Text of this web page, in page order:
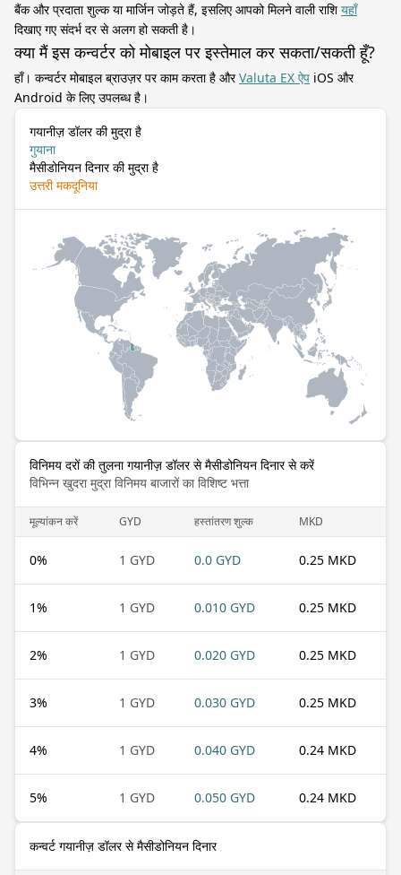
बैंक और प्रदाता शुल्क या मार्जिन जोड़ते हैं, इसलिए आपको मिलने वाली राशियहाँ
दिखाए गए संदर्भ दर से अलग हो सकती है।
क्या मैं इस कन्वर्टर को मोबाइल पर इस्तेमाल कर सकता/सकती हूँ?
हाँ। कन्वर्टर मोबाइल ब्राउज़र पर काम करता है औरValuta EX ऐप iOS और
Android के लिए उपलब्ध है।
गयानीज़ डॉलर की मुद्रा है
गुयाना
मैसीडोनियन दिनार की मुद्रा है
उत्तरी मकदूनिया
विनिमय दरों की तुलना गयानीज़ डॉलर से मैसीडोनियन दिनार से करें
विभिन्न खुदरा मुद्रा विनिमय बाजारों का विशिष्ट भत्ता
मूल्यांकन करें GYD हस्तांतरण शुल्क MKD
0% 1 GYD 0.0 GYD 0.25 MKD
1% 1 GYD 0.010 GYD 0.25 MKD
2% 1 GYD 0.020 GYD 0.25 MKD
3% 1 GYD 0.030 GYD 0.25 MKD
4% 1 GYD 0.040 GYD 0.24 MKD
5% 1 GYD 0.050 GYD 0.24 MKD
कन्वर्ट गयानीज़ डॉलर से मैसीडोनियन दिनार